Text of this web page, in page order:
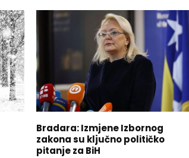
Bradara: Izmjene Izbornog
zakona su ključno političko
pitanje za BiH